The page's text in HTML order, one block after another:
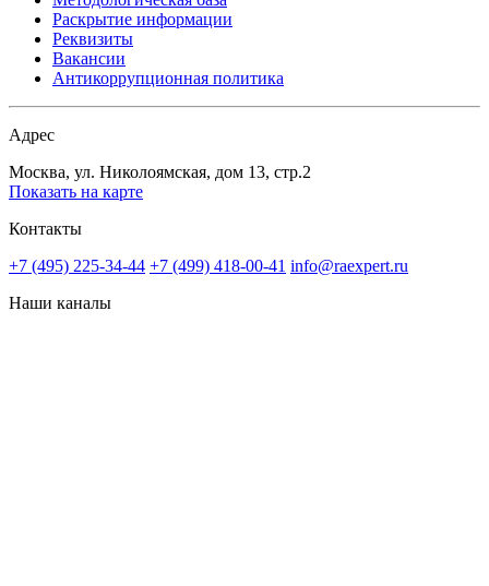
Раскрытие информации
Реквизиты
Вакансии
Антикоррупционная политика
Адрес
Москва, ул. Николоямская, дом 13, стр.2
Показать на карте
Контакты
+7 (495) 225-34-44 +7 (499) 418-00-41 info@raexpert.ru
Наши каналы